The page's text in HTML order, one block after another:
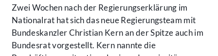
Zwei Wochen nach der Regierungserklärung im
Nationalrat hat sich das neue Regierungsteam mit
Bundeskanzler Christian Kern an der Spitze auch im
Bundesrat vorgestellt. Kern nannte die